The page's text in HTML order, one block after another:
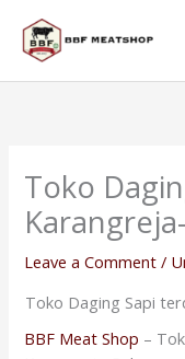
content
Toko
Leave a Comment /
Toko Daging Sapi
BBF Meat Shop –